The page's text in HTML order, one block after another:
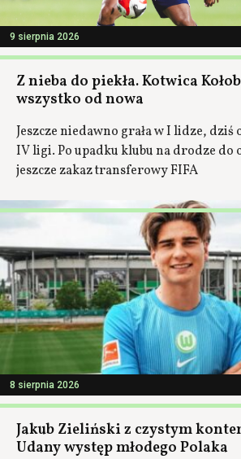
9 sierpnia 2026
Z nieba do piekła. Kotwica
wszystko od nowa
Jeszcze niedawno grała w I lidze, dziś
IV ligi. Po upadku klubu na drodze do
jeszcze zakaz transferowy FIFA
8 sierpnia 2026
Jakub Zieliński z czystym
Udany występ młodego Polaka